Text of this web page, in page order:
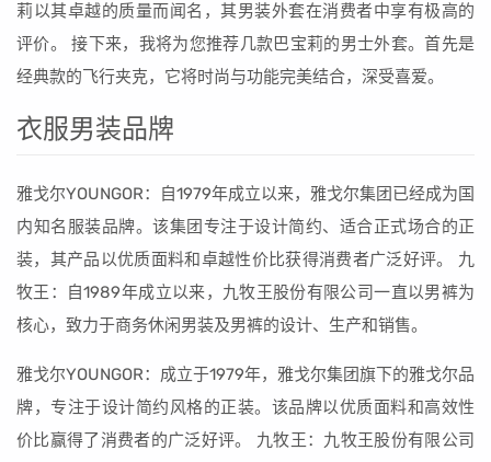
莉以其卓越的质量而闻名，其男装外套在消费者中享有极高的
评价。 接下来，我将为您推荐几款巴宝莉的男士外套。首先是
经典款的飞行夹克，它将时尚与功能完美结合，深受喜爱。
衣服男装品牌
雅戈尔YOUNGOR：自1979年成立以来，雅戈尔集团已经成为国
内知名服装品牌。该集团专注于设计简约、适合正式场合的正
装，其产品以优质面料和卓越性价比获得消费者广泛好评。 九
牧王：自1989年成立以来，九牧王股份有限公司一直以男裤为
核心，致力于商务休闲男装及男裤的设计、生产和销售。
雅戈尔YOUNGOR：成立于1979年，雅戈尔集团旗下的雅戈尔品
牌，专注于设计简约风格的正装。该品牌以优质面料和高效性
价比赢得了消费者的广泛好评。 九牧王：九牧王股份有限公司